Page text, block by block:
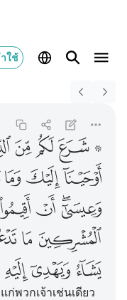
ใช้
ﱨ ﱩﱪﱫ
ﱲﱳﱴ
ﱹﱺ ﱻﱼ
ﲄ ﲅ
ﲍﲎﲏ
ก่พวกเจ้าเช่นเดียว